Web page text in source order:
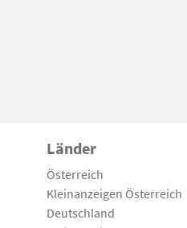
Länder
Österreich
Kleinanzeigen Österreich
Deutschland